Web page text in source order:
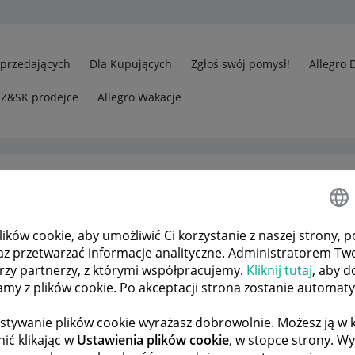
cookie, aby umożliwić Ci korzystanie z naszej strony,
przetwarzać informacje analityczne. Administratorem
partnerzy, z którymi współpracujemy. Kliknij tutaj, aby
z plików cookie. Po akceptacji strona zostanie
plików cookie wyrażasz dobrowolnie. Możesz ją w
klikając wUstawienia plików cookie, w stopce strony.
Dla Kupujących Zgłoś swój pomysł! Allegro
prodejce Allegro Wakacje
paragonu sprzedaży . Nie wiem co z tym zrobić
POPRZEDNIA NASTĘPNA